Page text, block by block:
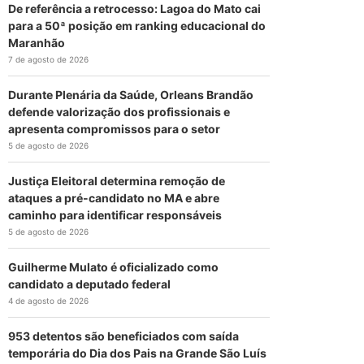
De referência a retrocesso: Lagoa do Mato cai
para a 50ª posição em ranking educacional do
Maranhão
7 de agosto de 2026
Durante Plenária da Saúde, Orleans Brandão
defende valorização dos profissionais e
apresenta compromissos para o setor
5 de agosto de 2026
Justiça Eleitoral determina remoção de
ataques a pré-candidato no MA e abre
caminho para identificar responsáveis
5 de agosto de 2026
Guilherme Mulato é oficializado como
candidato a deputado federal
4 de agosto de 2026
953 detentos são beneficiados com saída
temporária do Dia dos Pais na Grande São Luís